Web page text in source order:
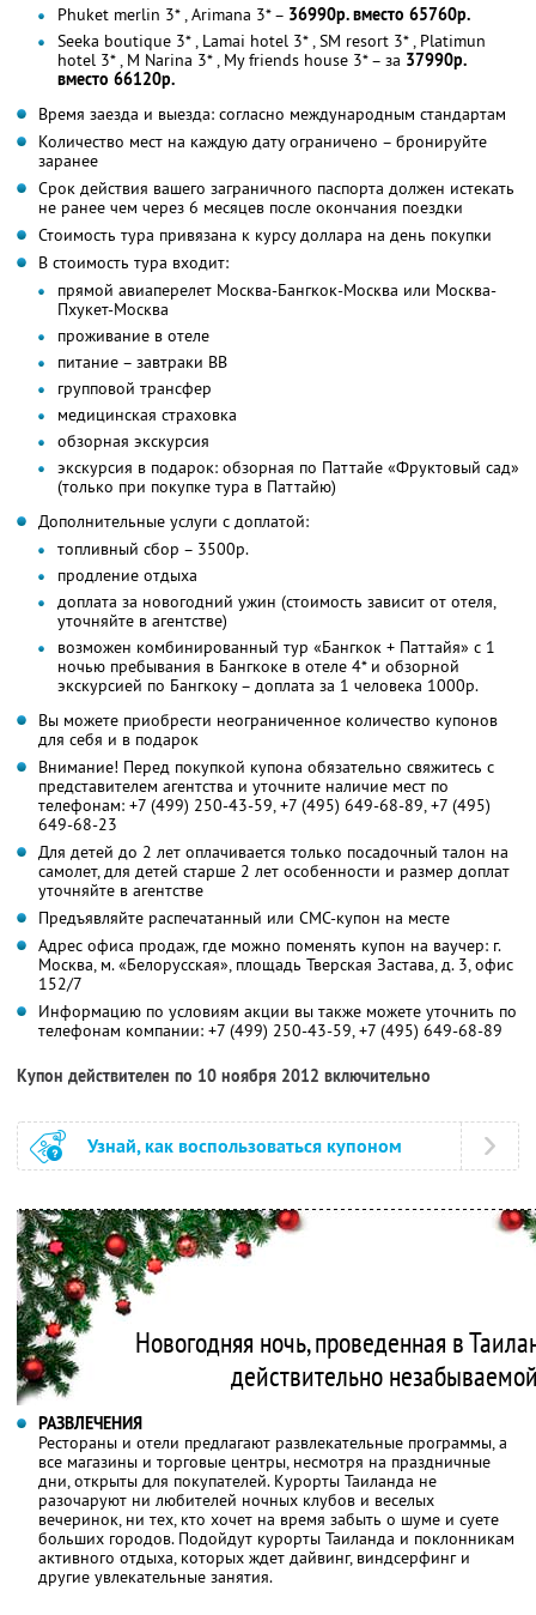
Phuket merlin 3* , Arimana 3* – 36990р. вместо 65760р.
Seeka boutique 3* , Lamai hotel 3* , SM resort 3* , Platimun
hotel 3* , M Narina 3* , My friends house 3* – за 37990р.
вместо 66120р.
Время заезда и выезда: согласно международным стандартам
Количество мест на каждую дату ограничено – бронируйте
заранее
Срок действия вашего заграничного паспорта должен истекать
не ранее чем через 6 месяцев после окончания поездки
Стоимость тура привязана к курсу доллара на день покупки
В стоимость тура входит:
прямой авиаперелет Москва-Бангкок-Москва или Москва-
Пхукет-Москва
проживание в отеле
питание – завтраки ВВ
групповой трансфер
медицинская страховка
обзорная экскурсия
экскурсия в подарок: обзорная по Паттайе «Фруктовый сад»
(только при покупке тура в Паттайю)
Дополнительные услуги с доплатой:
топливный сбор – 3500р.
продление отдыха
доплата за новогодний ужин (стоимость зависит от отеля,
уточняйте в агентстве)
возможен комбинированный тур «Бангкок + Паттайя» с 1
ночью пребывания в Бангкоке в отеле 4* и обзорной
экскурсией по Бангкоку – доплата за 1 человека 1000р.
Вы можете приобрести неограниченное количество купонов
для себя и в подарок
Внимание! Перед покупкой купона обязательно свяжитесь с
представителем агентства и уточните наличие мест по
телефонам: +7 (499) 250-43-59, +7 (495) 649-68-89, +7 (495)
649-68-23
Для детей до 2 лет оплачивается только посадочный талон на
самолет, для детей старше 2 лет особенности и размер доплат
уточняйте в агентстве
Предъявляйте распечатанный или СМС-купон на месте
Адрес офиса продаж, где можно поменять купон на ваучер: г.
Москва, м. «Белорусская», площадь Тверская Застава, д. 3, офис
152/7
Информацию по условиям акции вы также можете уточнить по
телефонам компании: +7 (499) 250-43-59, +7 (495) 649-68-89
Купон действителен по 10 ноября 2012 включительно
Узнай, как воспользоваться купоном
Новогодняя ночь, проведенная в
действительно
РАЗВЛЕЧЕНИЯ
Рестораны и отели предлагают развлекательные программы, а
все магазины и торговые центры, несмотря на праздничные
дни, открыты для покупателей. Курорты Таиланда не
разочаруют ни любителей ночных клубов и веселых
вечеринок, ни тех, кто хочет на время забыть о шуме и суете
больших городов. Подойдут курорты Таиланда и поклонникам
активного отдыха, которых ждет дайвинг, виндсерфинг и
другие увлекательные занятия.